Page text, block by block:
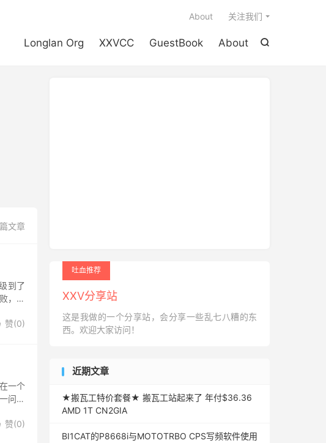

Longlan Org XXVCC GuestBook About
About 关注我们
文章
到了
，很
赞(0)
一个
问才
赞(0)
吐血推荐
XXV分享站
这是我做的一个分享站，会分享一些乱七八糟的东
西。欢迎大家访问！
近期文章
★搬瓦工特价套餐★ 搬瓦工站起来了 年付$36.36
AMD 1T CN2GIA
BI1CAT的P8668i与MOTOTRBO CPS写频软件使用